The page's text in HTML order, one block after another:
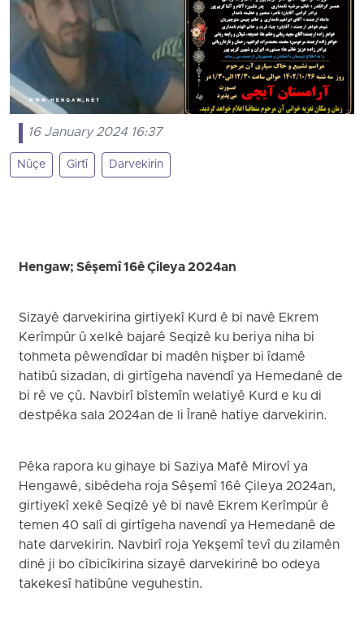
16 January 2024 16:37
Nûçe Girtî Darvekirin
Hengaw; Sêşemî 16ê Çileya 2024an
Sizayê darvekirina girtiyekî Kurd ê bi navê Ekrem
Kerîmpûr û xelkê bajarê Seqizê ku beriya niha bi
tohmeta pêwendîdar bi madên hişber bi îdamê
hatibû sizadan, di girtîgeha navendî ya Hemedanê de
bi rê ve çû. Navbirî bîstemîn welatiyê Kurd e ku di
destpêka sala 2024an de li Îranê hatiye darvekirin.
Pêka rapora ku gihaye bi Saziya Mafê Mirovî ya
Hengawê, sibêdeha roja Sêşemî 16ê Çileya 2024an,
girtiyekî xekê Seqizê yê bi navê Ekrem Kerîmpûr ê
temen 40 salî di girtîgeha navendî ya Hemedanê de
hate darvekirin. Navbirî roja Yekşemî tevî du zilamên
dinê ji bo cîbicîkirina sizayê darvekirinê bo odeya
takekesî hatibûne veguhestin.